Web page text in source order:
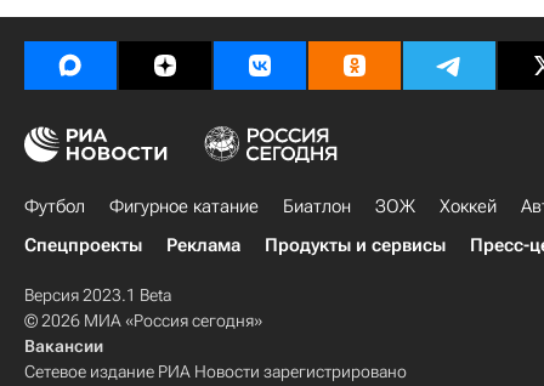
Футбол Фигурное катание Биатлон ЗОЖ Хоккей
Спецпроекты
Реклама Продукты и сервисы Пресс-
Версия 2023.1 Beta
© 2026 МИА «Россия сегодня»
Вакансии
Сетевое издание РИА Новости зарегистрировано